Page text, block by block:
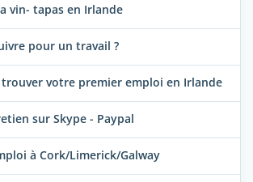
vin- tapas en Irlande
pour un travail ?
votre premier emploi en Irlande
sur Skype - Paypal
à Cork/Limerick/Galway